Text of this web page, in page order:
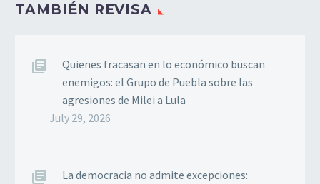
TAMBIÉN REVISA
Quienes fracasan en lo económico buscan
enemigos: el Grupo de Puebla sobre las
agresiones de Milei a Lula
July 29, 2026
La democracia no admite excepciones: